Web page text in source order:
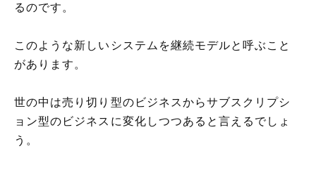
るのです。
このような新しいシステムを継続モデルと呼ぶこと
があります。
世の中は売り切り型のビジネスからサブスクリプシ
ョン型のビジネスに変化しつつあると言えるでしょ
う。